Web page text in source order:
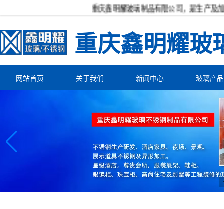
重庆鑫明耀玻璃制品有限公司，是生产及
重庆鑫明耀玻
网站首页 关于我们 新闻中心 玻璃产品